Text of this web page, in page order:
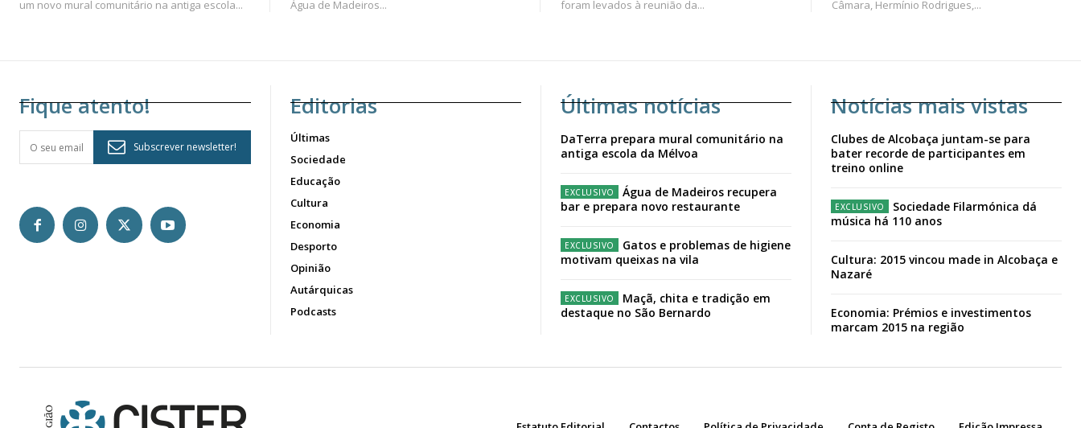
um novo mural comunitário na antiga escola...
Água de Madeiros...
foram levados à reunião da...
Câmara, Hermínio Rodrigues,...
Fique atento!
Subscrever newsletter!
Editorias
Últimas
Sociedade
Educação
Cultura
Economia
Desporto
Opinião
Autárquicas
Podcasts
Últimas notícias
DaTerra prepara mural comunitário na
antiga escola da Mélvoa
Água de Madeiros recupera
bar e prepara novo restaurante
Gatos e problemas de higiene
motivam queixas na vila
Maçã, chita e tradição em
destaque no São Bernardo
Notícias mais vistas
Clubes de Alcobaça juntam-se para
bater recorde de participantes em
treino online
Sociedade Filarmónica dá
música há 110 anos
Cultura: 2015 vincou made in Alcobaça e
Nazaré
Economia: Prémios e investimentos
marcam 2015 na região